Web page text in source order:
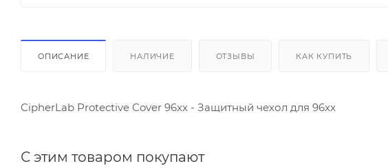
ОПИСАНИЕ НАЛИЧИЕ ОТЗЫВЫ КАК КУПИТЬ
CipherLab Protective Cover 96xx - Защитный чехол для 96xx
С этим товаром покупают